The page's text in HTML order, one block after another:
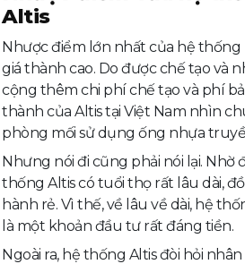
Altis
Nhược điểm lớn nhất của hệ thống
giá thành cao. Do được chế tạo và
cộng thêm chi phí chế tạo và phí
thành của Altis tại Việt Nam nhìn
phòng mối sử dụng ống nhựa
Nhưng nói đi cũng phải nói lại. Nhờ
thống Altis có tuổi thọ rất lâu dài,
hành rẻ. Vì thế, về lâu về dài, hệ
là một khoản đầu tư rất đáng tiền.
Ngoài ra, hệ thống Altis đòi hỏi